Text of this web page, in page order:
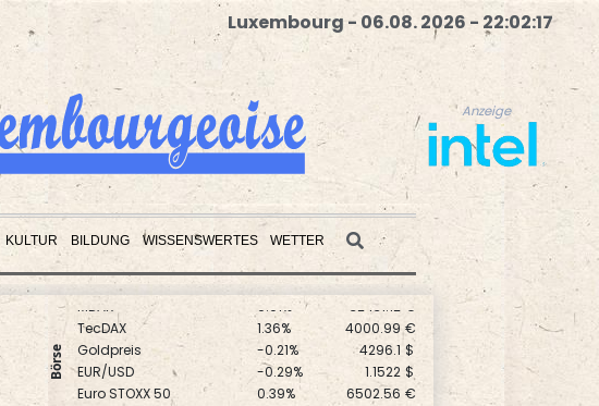
Luxembourg - 06.08. 2026 - 22:02:18
Anzeige
KULTUR BILDUNG WISSENSWERTES WETTER
Anzeige
Börse
MDAX 0.01% 32431.12
TecDAX
1.36% 4000.99 €
Goldpreis
-0.21% 4296.1 $
EUR/USD
-0.29% 1.1522 $
Euro STOXX 50
0.39% 6502.56 €
DAX
0.05% 26140.13 €